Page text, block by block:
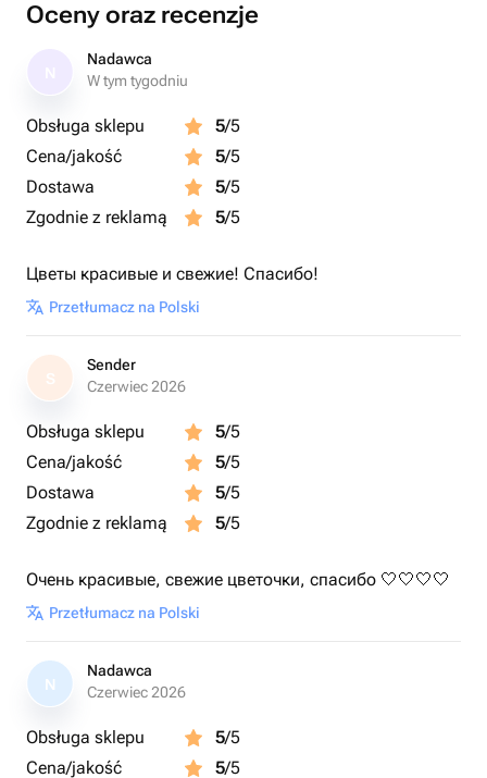
Oceny oraz recenzje
Nadawca
W tym tygodniu
Obsługa sklepu 5/5
Cena/jakość
5/5
Dostawa
5/5
Zgodnie z reklamą
5/5
Цветы красивые и свежие! Спасибо!
Przetłumacz na Polski
S
Sender
Czerwiec 2026
Obsługa sklepu 5/5
Cena/jakość
5/5
Dostawa
5/5
Zgodnie z reklamą
5/5
Очень красивые, свежие цветочки, спасибо 🤍🤍🤍🤍
Przetłumacz na Polski
N
Nadawca
Czerwiec 2026
Obsługa sklepu 5/5
Cena/jakość
5/5